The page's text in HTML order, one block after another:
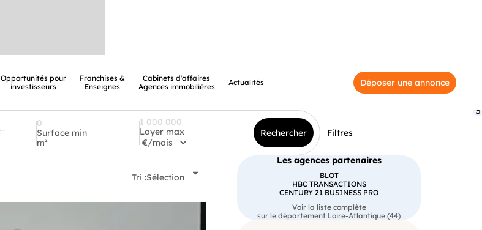
Opportunités pour
investisseurs
Franchises &
Enseignes
Cabinets d'affaires
Agences immobilières
Actualités Déposer une annonce
Surface min
m²
Loyer max Rechercher Filtres
3
Tri :Sélection
Les agences partenaires
BLOT
HBC TRANSACTIONS
CENTURY 21 BUSINESS PRO
Voir la liste complète
sur le département Loire-Atlantique (44)